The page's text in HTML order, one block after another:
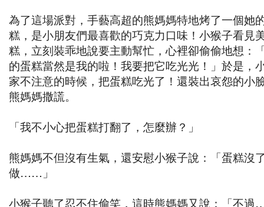
為了這場派對，手藝高超的熊媽媽特地烤了一個她
糕，是小朋友們最喜歡的巧克力口味！小猴子看見
糕，立刻裝乖地說要主動幫忙，心裡卻偷偷地想：
的蛋糕當然是我的啦！我要把它吃光光！」於是，
家不注意的時候，把蛋糕吃光了！還裝出哀怨的小
熊媽媽撒謊。
「我不小心把蛋糕打翻了，怎麼辦？」
熊媽媽不但沒有生氣，還安慰小猴子說：「蛋糕沒
做……」
小猴子聽了忍不住偷笑，這時熊媽媽又說：「不